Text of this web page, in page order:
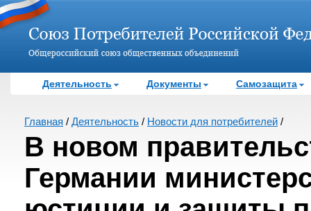
Деятельность Документы Самозащита
Главная / Деятельность / Новости для потребителей /
В новом
Германии